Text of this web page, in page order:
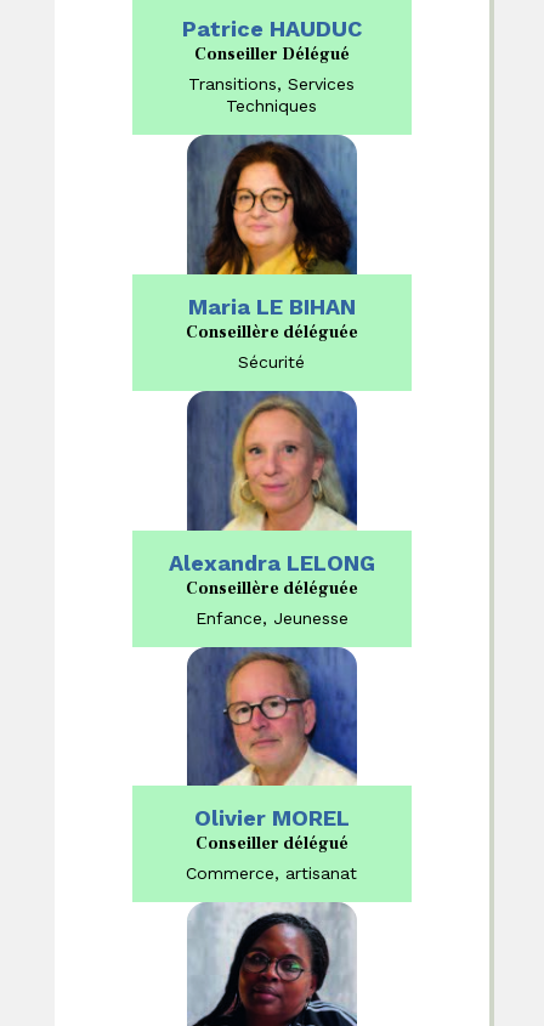
Patrice HAUDUC
Conseiller Délégué
Transitions, Services
Techniques
Maria LE BIHAN
Conseillère déléguée
Sécurité
Alexandra LELONG
Conseillère déléguée
Enfance, Jeunesse
Olivier MOREL
Conseiller délégué
Commerce, artisanat